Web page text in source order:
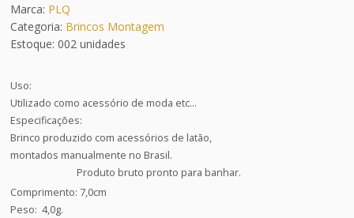
Marca: PLQ
Categoria: Brincos Montagem
Estoque: 002 unidades
Uso:
Utilizado como acessório de moda etc...
Especificações:
Brinco produzido com acessórios de latão,
montados manualmente no Brasil.
Produto bruto pronto para banhar.
Comprimento: 7,0cm
Peso: 4,0g.